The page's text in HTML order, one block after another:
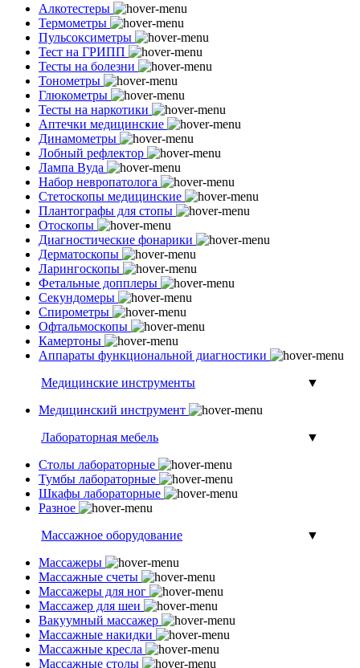
Алкотестеры
Термометры
Пульсоксиметры
Тест на ГРИПП
Тесты на болезни
Тонометры
Глюкометры
Тесты на наркотики
Аптечки медицинские
Динамометры
Лобный рефлектор
Лампа Вуда
Набор невропатолога
Стетоскопы медицинские
Плантографы для стопы
Отоскопы
Диагностические фонарики
Дерматоскопы
Ларингоскопы
Фетальные допплеры
Секундомеры
Спирометры
Офтальмоскопы
Камертоны
Аппараты функциональной диагностики
Медицинские инструменты
▼
Медицинский инструмент
Лабораторная мебель
▼
Столы лабораторные
Тумбы лабораторные
Шкафы лабораторные
Разное
Массажное оборудование
▼
Массажеры
Массажные счеты
Массажеры для ног
Массажер для шеи
Вакуумный массажер
Массажные накидки
Массажные кресла
Массажные столы